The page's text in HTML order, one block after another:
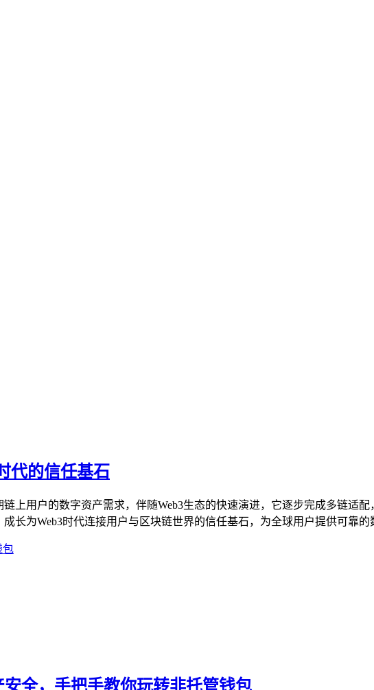
代的信任基石
上用户的数字资产需求，伴随Web3生态的快速演进，它逐步完成多链适
长为Web3时代连接用户与区块链世界的信任基石，为全球用户提供可靠的
包
全，手把手教你玩转非托管钱包